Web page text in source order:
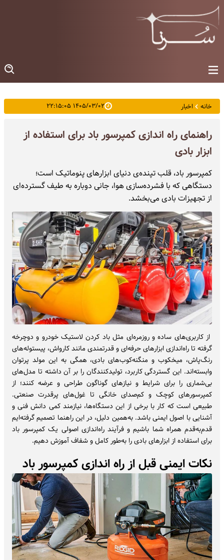
خانه اخبار ۱۴۰۵/۰۳/۰۲ ۲۲:۱۵:۰۵
راهنمای راه اندازی کمپرسور باد برای استفاده از
ابزار بادی
کمپرسور باد، قلب تپنده‌ی دنیای ابزارهای پنوماتیک است؛
دستگاهی که با فشرده‌سازی هوا، جانی دوباره به طیف گسترده‌ای
از تجهیزات بادی می‌بخشد.
از کاربری‌های ساده و روزمره‌ای مثل باد کردن لاستیک خودرو و دوچرخه
گرفته تا راه‌اندازی ابزارهای حرفه‌ای و قدرتمندی مانند کارواش، پیستوله‌های
رنگ‌پاش، میخکوب و منگنه‌کوب‌های بادی، همگی به این مولد پرتوان
وابسته‌اند. این گستردگی کاربرد، تولیدکنندگان را بر آن داشته تا مدل‌های
بی‌شماری را برای شرایط و نیازهای گوناگون طراحی و عرضه کنند؛ از
کمپرسورهای کوچک و کم‌صدای خانگی تا غول‌های پرقدرت صنعتی.
طبیعی است که کار با برخی از این دستگاه‌ها، نیازمند کمی دانش فنی و
آشنایی با اصول ایمنی باشد. به‌همین دلیل، در این راهنما تصمیم گرفته‌ایم
قدم‌به‌قدم همراه شما باشیم و فرآیند راه‌اندازی اصولی یک کمپرسور باد
برای استفاده از ابزارهای بادی را به‌طور کامل و شفاف آموزش دهیم.
نکات ایمنی قبل از راه اندازی کمپرسور باد